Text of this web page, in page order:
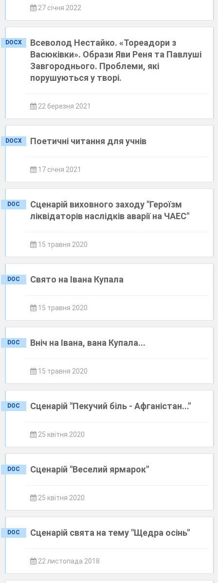
27 січня 2022
DOCX
Всеволод Нестайко. «Тореадори з
Васюківки». Образи Яви Реня та Павлуші
Завгороднього. Проблеми, які
порушуються у творі.
22 березня 2021
DOCX Поетичні читання для учнів
17 січня 2021
DOC
Сценарій виховного заходу "Героїзм
ліквідаторів наслідків аварії на ЧАЕС"
15 травня 2020
DOC Свято на Івана Купала
15 травня 2020
DOC Вніч на Івана, вана Купала...
15 травня 2020
DOC Сценарій "Пекучий біль - Афганістан..."
25 квітня 2020
DOC Сценарій "Веселий ярмарок"
25 квітня 2020
DOC Сценарій свята на тему "Щедра осінь"
22 листопада 2018